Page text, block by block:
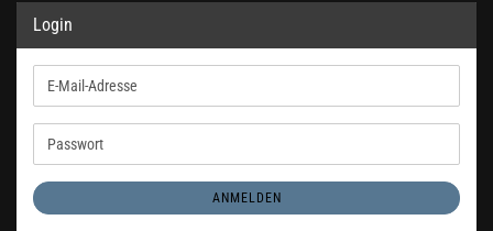
Login
E-
Mail-
Adresse
Passwort
ANMELDEN